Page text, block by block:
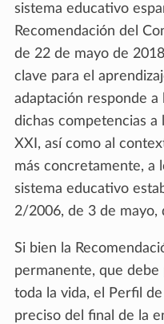
sistema educativo
Recomendación del
de 22 de mayo de
clave para el
adaptación responde
dichas competencias a
XXI, así como al
más concretamente, a
sistema educativo
2/2006, de 3 de mayo,
Si bien la
permanente, que
toda la vida, el Perfil
preciso del final de la